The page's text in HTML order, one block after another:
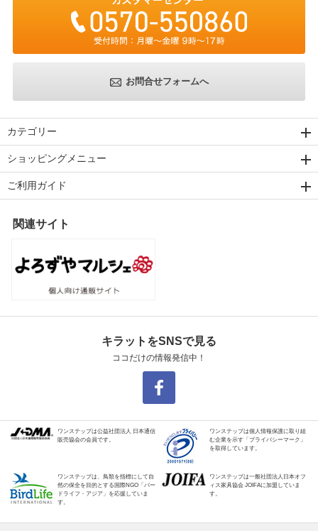
お問合せフォームへ
カテゴリー
ショッピングメニュー
ご利用ガイド
関連サイト
キラットをSNSで見る
ココだけの情報発信中！
ワンステップは公益社団法人 日本通信
販売協会の会員です。
ワンステップは個人情報保護に取り組
む企業を示す「プライバシーマーク」
を取得しています。
ワンステップは、鳥類を指標にして自
然の保全を目的とする国際NGO「バー
ドライフ・アジア」を応援していま
す。
ワンステップは一般社団法人日本オフ
ィス家具協会 JOIFAに加盟していま
す。